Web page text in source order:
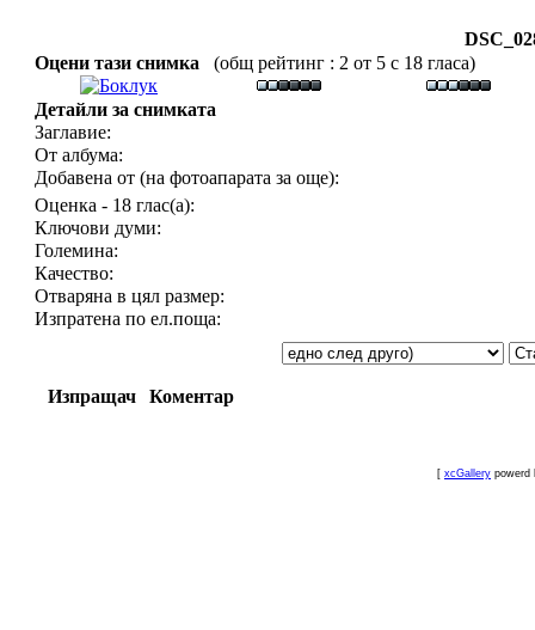
Оцени тази снимка
(общ рейтинг : 2 от 5 с 18 гласа)
Детайли за снимката
Заглавие:
От албума:
Добавена от (на фотоапарата за още):
Оценка - 18 глас(а):
Ключови думи:
Големина:
Качество:
Отваряна в цял размер:
Изпратена по ел.поща:
Изпращач Коментар
[ xcGallery